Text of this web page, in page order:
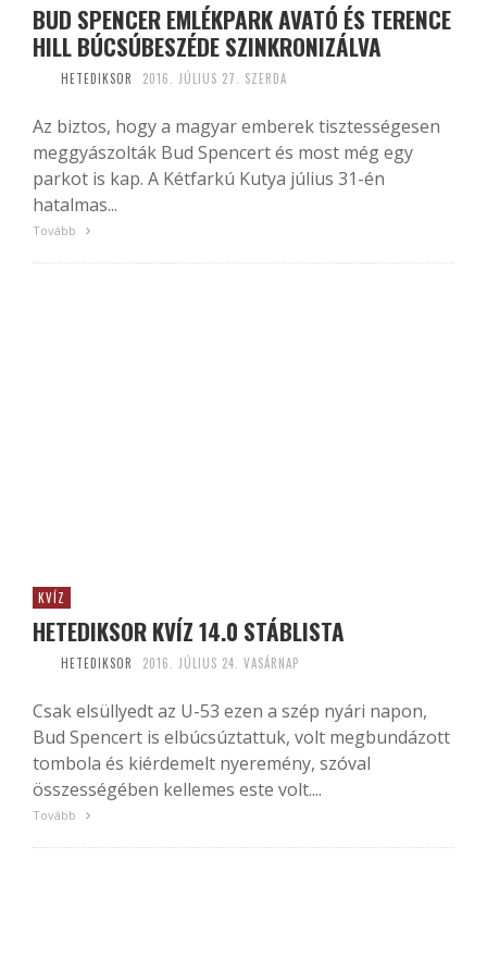
BUD SPENCER EMLÉKPARK AVATÓ ÉS TERENCE
HILL BÚCSÚBESZÉDE SZINKRONIZÁLVA
HETEDIKSOR 2016. JÚLIUS 27. SZERDA
Az biztos, hogy a magyar emberek tisztességesen
meggyászolták Bud Spencert és most még egy
parkot is kap. A Kétfarkú Kutya július 31-én
hatalmas...
Tovább
KVÍZ
HETEDIKSOR KVÍZ 14.0 STÁBLISTA
HETEDIKSOR 2016. JÚLIUS 24. VASÁRNAP
Csak elsüllyedt az U-53 ezen a szép nyári napon,
Bud Spencert is elbúcsúztattuk, volt megbundázott
tombola és kiérdemelt nyeremény, szóval
összességében kellemes este volt....
Tovább